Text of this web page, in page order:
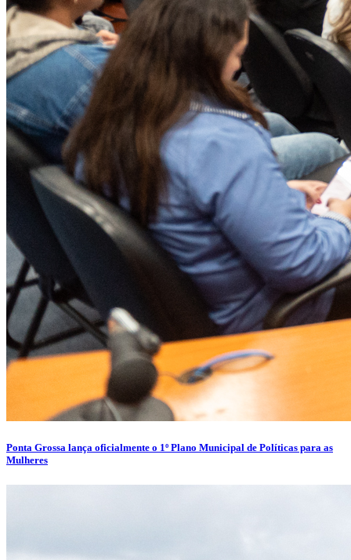
Ponta Grossa lança oficialmente o 1º Plano Municipal de Políticas para as
Mulheres